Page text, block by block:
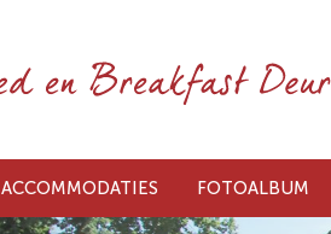
ACCOMMODATIES FOTOALBUM